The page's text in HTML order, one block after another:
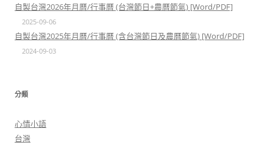
自製台灣2026年月曆/行事曆 (台灣節日+農曆節氣) [Word/PDF]
2025-09-06
自製台灣2025年月曆/行事曆 (含台灣節日及農曆節氣) [Word/PDF]
2024-09-03
分類
心情小語
台灣